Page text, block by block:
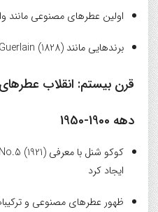
اولین عطرهای مصنوعی مانند
برندهایی مانند Guerlain (1828) و Creed (1760) پایه‌گذاری شدند
قرن بیستم: انقلاب
دهه 1900-1950
ایجاد کرد
ظهور عطرهای مصنوعی و